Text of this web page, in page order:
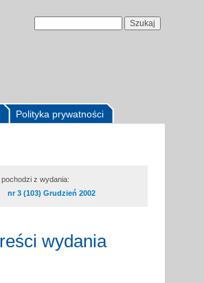
Polityka prywatności
pochodzi z wydania:
nr 3 (103) Grudzień 2002
wydania